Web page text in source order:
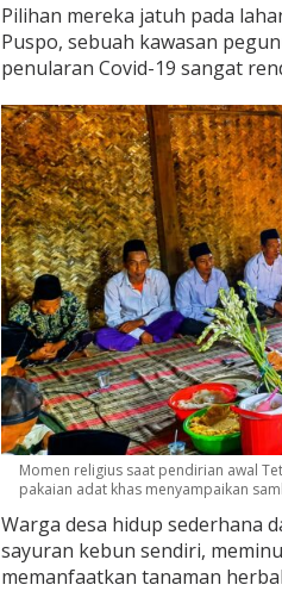
s
o
f
i
M
a
j
a
p
a
h
i
t
Pilihan mereka jatuh pada
Puspo, sebuah kawasan
penularan Covid-19 sangat
Momen religius saat pendirian awal
pakaian adat khas menyampaikan
Warga desa hidup sederhana
sayuran kebun sendiri,
memanfaatkan tanaman